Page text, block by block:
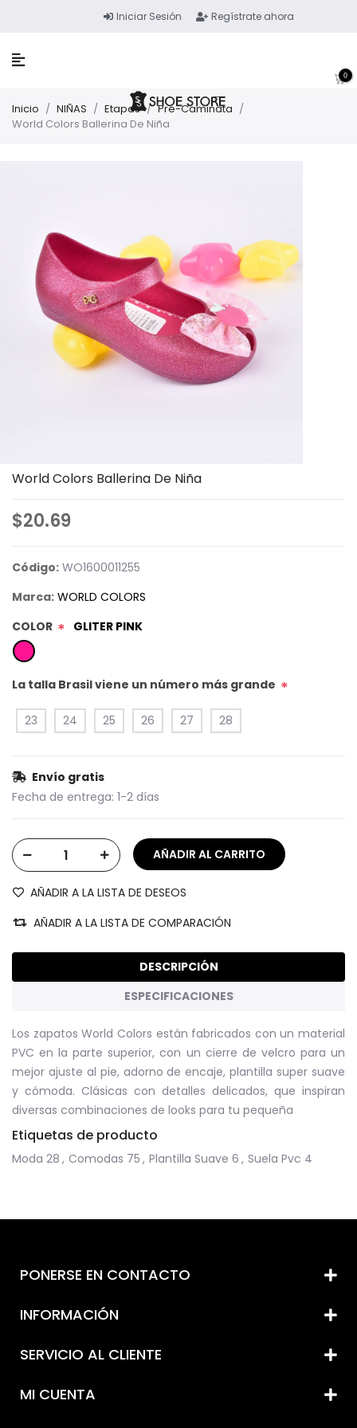
Iniciar Sesión Regístrate ahora
0
Inicio / NIÑAS / Etapas / Pre-Caminata /
World Colors Ballerina De Niña
World Colors Ballerina De Niña
$20.69
Código: WO1600011255
Marca: WORLD COLORS
COLOR * GLITER PINK
La talla Brasil viene un número más grande *
23 24 25 26 27 28
Envío gratis
Fecha de entrega: 1-2 días
AÑADIR A LA LISTA DE DESEOS
AÑADIR A LA LISTA DE COMPARACIÓN
DESCRIPCIÓN
ESPECIFICACIONES
Los zapatos World Colors están fabricados con un material
PVC en la parte superior, con un cierre de velcro para un
mejor ajuste al pie, adorno de encaje, plantilla super suave
y cómoda. Clásicas con detalles delicados, que inspiran
diversas combinaciones de looks para tu pequeña
Etiquetas de producto
Moda 28 , Comodas 75 , Plantilla Suave 6 , Suela Pvc 4
PONERSE EN CONTACTO
INFORMACIÓN
SERVICIO AL CLIENTE
MI CUENTA